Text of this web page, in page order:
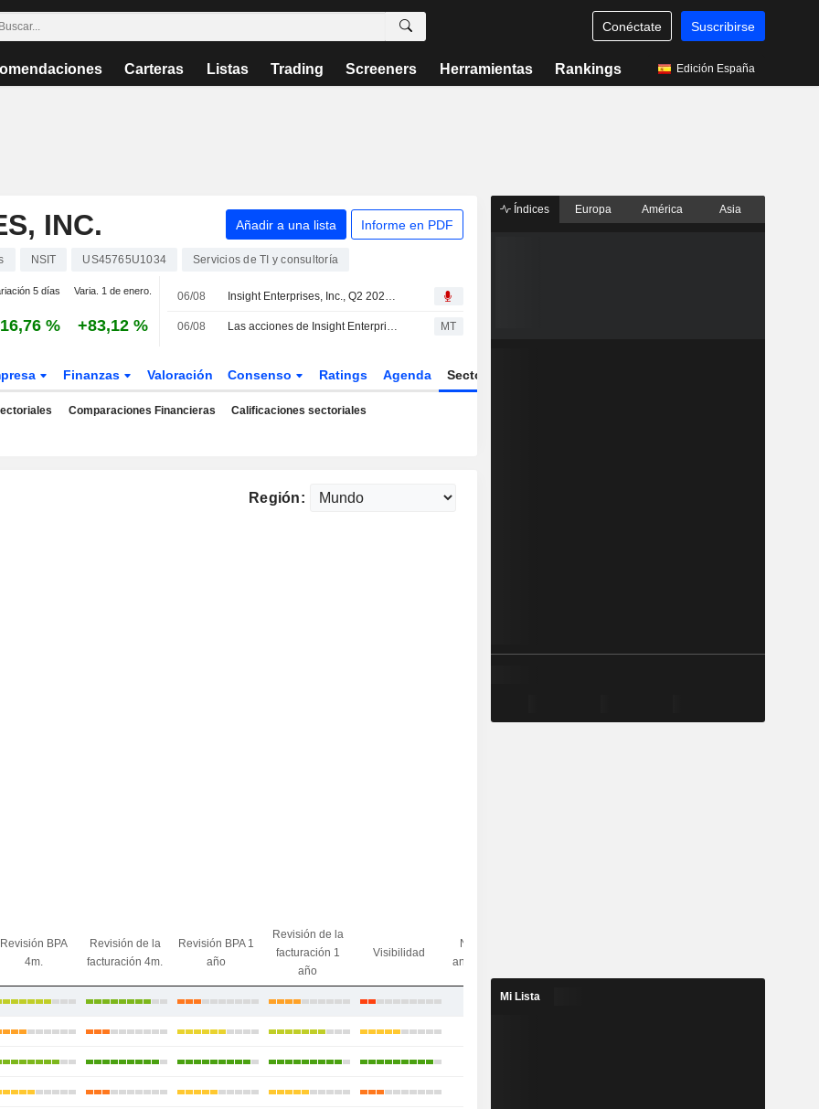
Conéctate Suscribirse
Carteras Listas Trading Screeners Herramientas Rankings Edición España
INC. Añadir a una lista Informe en PDF
NSIT US45765U1034 Servicios de TI y consultoría
5 días Varia. 1 de enero.
% +83,12 %
06/08 Insight Enterprises, Inc., Q2 2026 Earnings Call, Aug 06, 2026
06/08 Las acciones de Insight Enterprises suben tras mejorar sus ingresos y el beneficio ajustado del segundo trimestre MT
Finanzas Valoración Consenso Ratings Agenda Sector
Comparaciones Financieras Calificaciones sectoriales
Región:
Revisión BPA
4m.
Revisión de la
facturación 4m.
Revisión BPA 1
año
Revisión de la
facturación 1
año
Visibilidad
N.º de
analistas
Índices Europa América Asia
Mi Lista